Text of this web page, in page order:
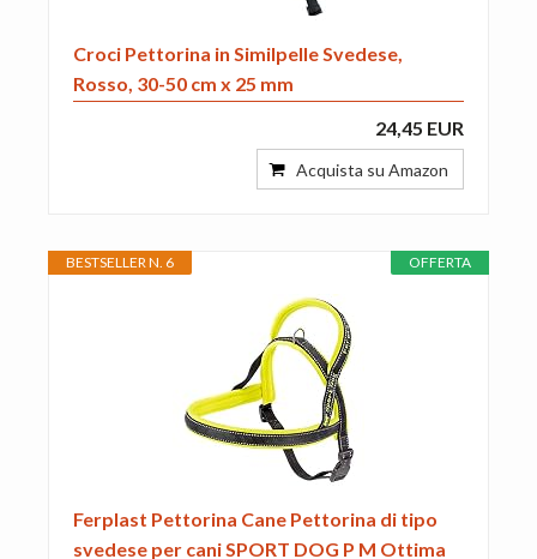
Croci Pettorina in Similpelle Svedese,
Rosso, 30-50 cm x 25 mm
24,45 EUR
Acquista su Amazon
OFFERTA
BESTSELLER N. 6
Ferplast Pettorina Cane Pettorina di tipo
svedese per cani SPORT DOG P M Ottima